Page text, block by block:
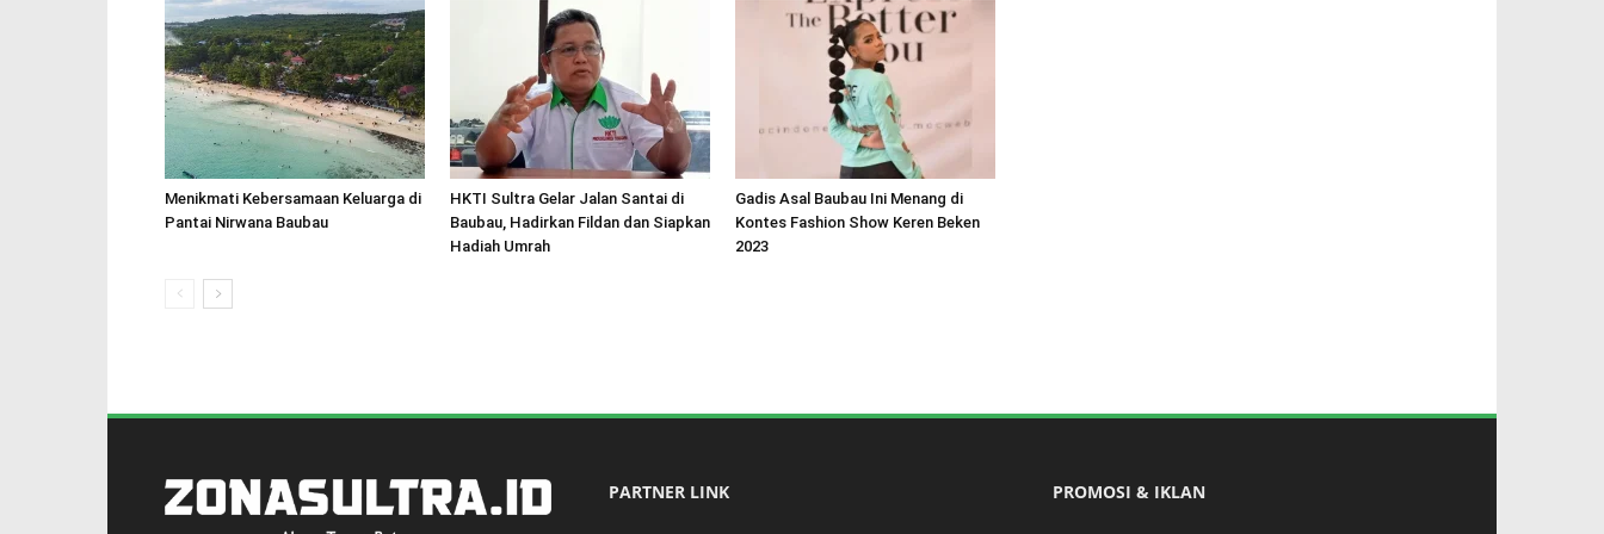
Menikmati Kebersamaan Keluarga di
Pantai Nirwana Baubau
HKTI Sultra Gelar Jalan Santai di
Baubau, Hadirkan Fildan dan Siapkan
Hadiah Umrah
Gadis Asal Baubau Ini Menang di
Kontes Fashion Show Keren Beken
2023
PARTNER LINK PROMOSI & IKLAN